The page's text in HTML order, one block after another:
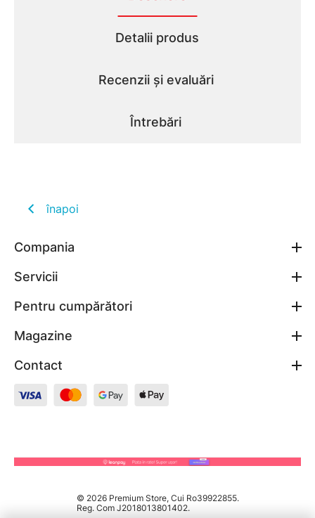
Detalii produs
Recenzii și evaluări
Întrebări
înapoi
Compania
Servicii
Pentru cumpărători
Magazine
Contact
© 2026 Premium Store, Cui Ro39922855.
Reg. Com J2018013801402.